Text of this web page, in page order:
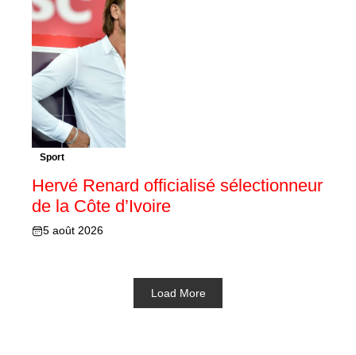
Sport
Hervé Renard officialisé sélectionneur
de la Côte d’Ivoire
5 août 2026
Load More